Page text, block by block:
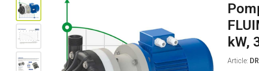
kW,
Article: